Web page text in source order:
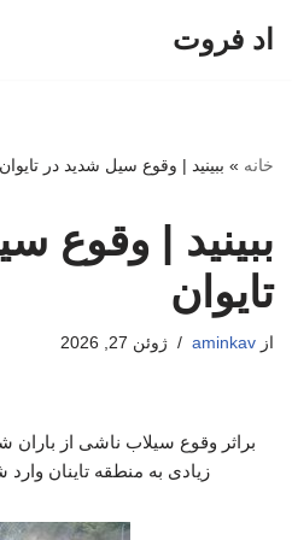
اد فروت
خانه » ببینید | وقوع سیل شدید در تایوان
ببینید | وقوع
تایوان
از aminkav ژوئن 27, 2026
براثر وقوع سیلاب ناشی از باران
زیادی به منطقه تاینان